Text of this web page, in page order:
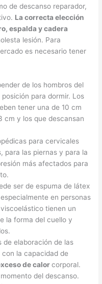
de descanso reparador,
La correcta elección
espalda y cadera
lesión. Para
es necesario tener
de los hombros del
para dormir. Los
tener una de 10 cm
cm y los que descansan
para cervicales
para las piernas y para la
más afectados para
ser de espuma de látex
en personas
tienen un
la forma del cuello y
de elaboración de las
la capacidad de
de calorcorporal.
del descanso.